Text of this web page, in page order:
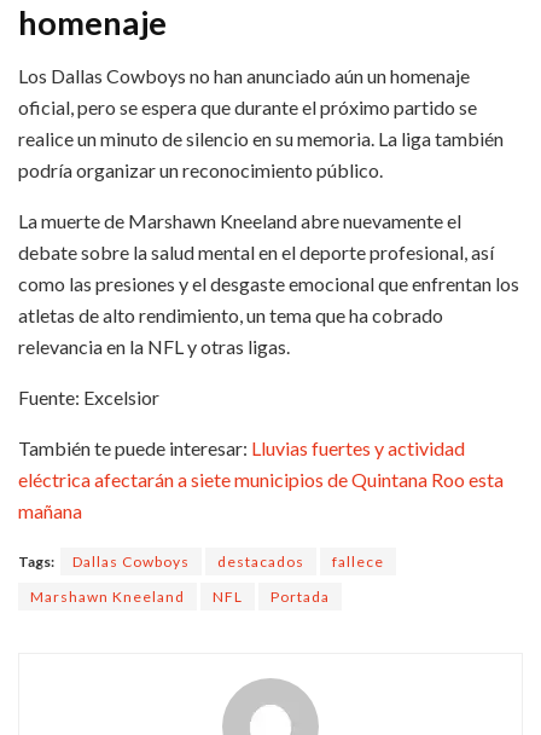
homenaje
Los Dallas Cowboys no han anunciado aún un homenaje
oficial, pero se espera que durante el próximo partido se
realice un minuto de silencio en su memoria. La liga también
podría organizar un reconocimiento público.
La muerte de Marshawn Kneeland abre nuevamente el
debate sobre la salud mental en el deporte profesional, así
como las presiones y el desgaste emocional que enfrentan los
atletas de alto rendimiento, un tema que ha cobrado
relevancia en la NFL y otras ligas.
Fuente: Excelsior
También te puede interesar: Lluvias fuertes y actividad
eléctrica afectarán a siete municipios de Quintana Roo esta
mañana
Tags: Dallas Cowboys destacados
fallece
Marshawn Kneeland
NFL Portada